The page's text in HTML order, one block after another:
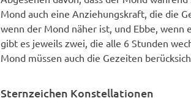
Mond auch eine Anziehungskraft, die die
wenn der Mond näher ist, und Ebbe,
gibt es jeweils zwei, die alle 6 Stunden
Mond müssen auch die Gezeiten
Sternzeichen Konstellationen